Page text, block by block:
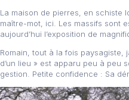
La maison de pierres, en schiste
maître-mot, ici. Les massifs sont
aujourd’hui l’exposition de
Romain, tout à la fois paysagiste,
d’un lieu » est apparu peu à peu
gestion. Petite confidence : Sa